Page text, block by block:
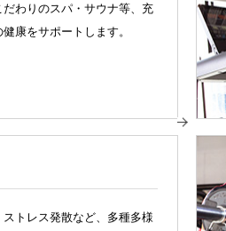
わりのスパ・サウナ等、充
康をサポートします。
トレス発散など、多種多様